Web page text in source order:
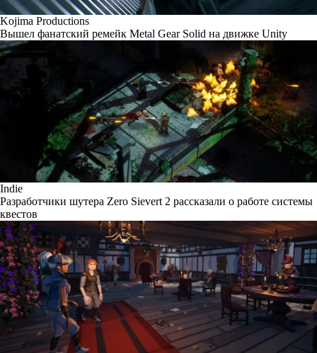
Kojima Productions
Вышел фанатский ремейк Metal Gear Solid на движке Unity
Indie
Разработчики шутера Zero Sievert 2 рассказали о работе системы
квестов